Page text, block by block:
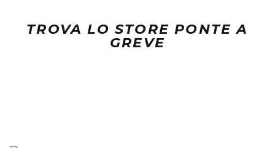
TROVA LO STORE PONTE A
GREVE